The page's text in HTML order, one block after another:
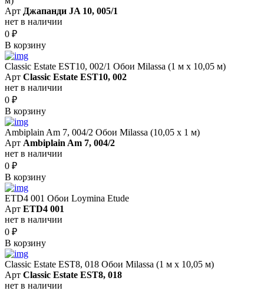
Арт Джапанди JA 10, 005/1
нет в наличии
0 ₽
В корзину
Classic Estate EST10, 002/1 Обои Milassa (1 м х 10,05 м)
Арт Classic Estate EST10, 002
нет в наличии
0 ₽
В корзину
Ambiplain Am 7, 004/2 Обои Milassa (10,05 х 1 м)
Арт Ambiplain Am 7, 004/2
нет в наличии
0 ₽
В корзину
ETD4 001 Обои Loymina Etude
Арт ETD4 001
нет в наличии
0 ₽
В корзину
Classic Estate EST8, 018 Обои Milassa (1 м х 10,05 м)
Арт Classic Estate EST8, 018
нет в наличии